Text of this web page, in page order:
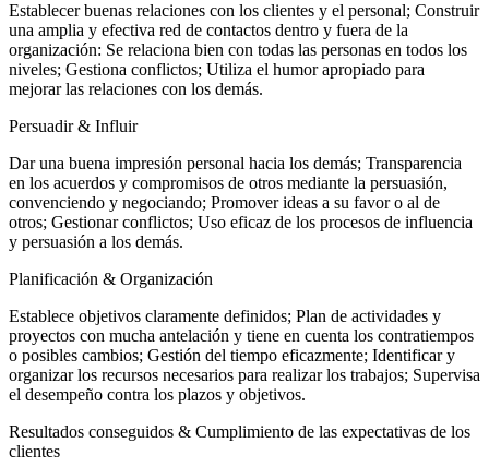
Establecer buenas relaciones con los clientes y el personal; Construir
una amplia y efectiva red de contactos dentro y fuera de la
organización: Se relaciona bien con todas las personas en todos los
niveles; Gestiona conflictos; Utiliza el humor apropiado para
mejorar las relaciones con los demás.
Persuadir & Influir
Dar una buena impresión personal hacia los demás; Transparencia
en los acuerdos y compromisos de otros mediante la persuasión,
convenciendo y negociando; Promover ideas a su favor o al de
otros; Gestionar conflictos; Uso eficaz de los procesos de influencia
y persuasión a los demás.
Planificación & Organización
Establece objetivos claramente definidos; Plan de actividades y
proyectos con mucha antelación y tiene en cuenta los contratiempos
o posibles cambios; Gestión del tiempo eficazmente; Identificar y
organizar los recursos necesarios para realizar los trabajos; Supervisa
el desempeño contra los plazos y objetivos.
Resultados conseguidos & Cumplimiento de las expectativas de los
clientes